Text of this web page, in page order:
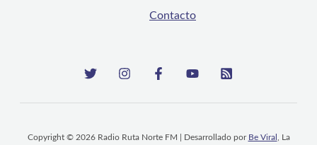
Contacto
Copyright © 2026 Radio Ruta Norte FM | Desarrollado por Be Viral , La